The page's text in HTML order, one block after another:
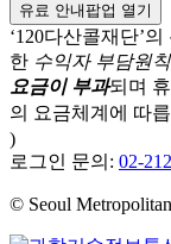
유료 안내팝업 열기
‘120다산콜재단’
한 수익자 부담원
요금이 부과되며
의 요금체계에 따
)
로그인 문의: 02-
© Seoul